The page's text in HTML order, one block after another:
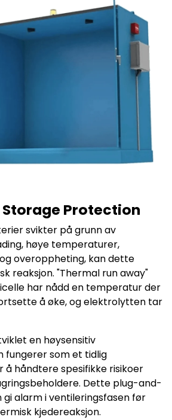
Storage Protection
svikter på grunn av
høye temperaturer,
overoppheting, kan dette
reaksjon. "Thermal run away"
har nådd en temperatur der
å øke, og elektrolytten tar
en høysensitiv
fungerer som et tidlig
å håndtere spesifikke risikoer
Dette plug-and-
alarm i ventileringsfasen før
kjedereaksjon.